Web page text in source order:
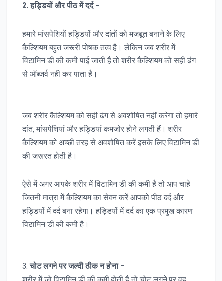
2. हड्डियों और पीठ में दर्द –
हमारे मांसपेशियों हड्डियों और दांतों को मजबूत बनाने के लिए
कैल्शियम बहुत जरूरी पोषक तत्व है। लेकिन जब शरीर में
विटामिन डी की कमी पाई जाती है तो शरीर कैल्शियम को सही ढंग
से ऑब्जर्व नही कर पाता है।
जब शरीर कैल्शियम को सही ढंग से अवशोषित नहीं करेगा तो हमारे
दांत, मांसपेशियां और हड्डियां कमजोर होने लगती हैं। शरीर
कैल्शियम को अच्छी तरह से अवशोषित करें इसके लिए विटामिन डी
की जरूरत होती है।
ऐसे में अगर आपके शरीर में विटामिन डी की कमी है तो आप चाहे
जितनी मात्रा में कैल्शियम का सेवन करें आपको पीठ दर्द और
हड्डियों में दर्द बना रहेगा। हड्डियों में दर्द का एक प्रमुख कारण
विटामिन डी की कमी है।
3.चोट लगने पर जल्दी ठीक न होना –
शरीर में जो विटामिन डी की कमी होती है तो चोट लगने पर वह